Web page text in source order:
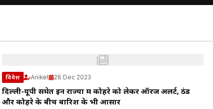
विदेश Aniket 28 Dec 2023
दिल्ली-यूपी समेत इन राज्यों में कोहरे को लेकर ऑरेंज अलर्ट, ठंड
और कोहरे के बीच बारिश के भी आसार